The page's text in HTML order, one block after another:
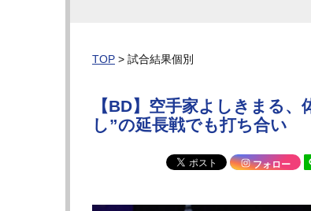
TOP > 試合結果個別
【BD】空手家よしきまる
し”の延長戦でも打ち合い
フォロー